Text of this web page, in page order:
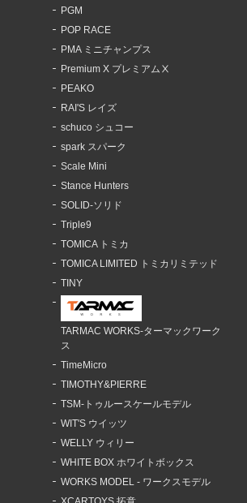
PGM
POP RACE
PMA ミニチャンプス
Premium X プレミアムⅩ
PEAKO
RAI'S レイズ
schuco シュコー
spark スパーク
Scale Mini
Stance Hunters
SOLID-ソリド
Triple9
TOMICA トミカ
TOMICA LIMITED トミカリミテッド
TINY
TARMAC WORKS-ターマックワーク
ス
TimeMicro
TIMOTHY&PIERRE
TSM-トゥルースケールモデル
WIT'S ウイッツ
WELLY ウィリー
WHITE BOX ホワイトボックス
WORKS MODEL - ワークスモデル